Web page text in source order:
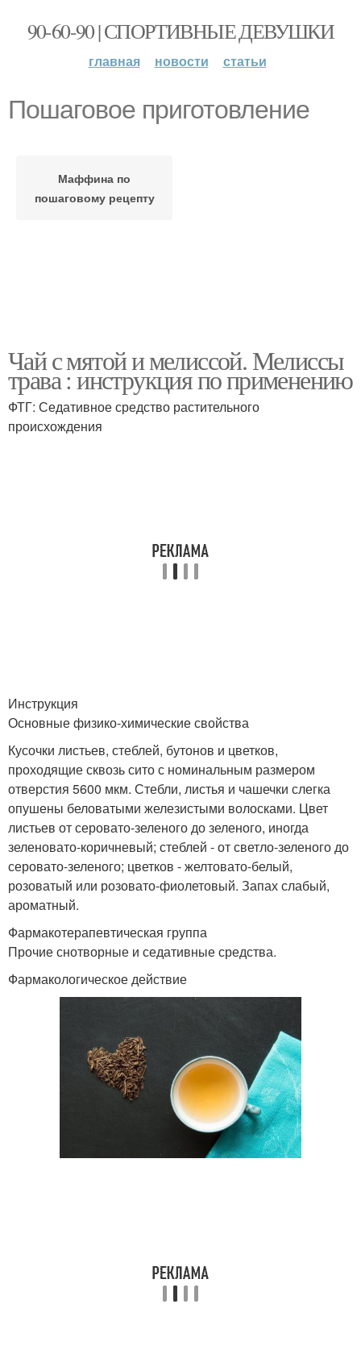
90-60-90 | СПОРТИВНЫЕ ДЕВУШКИ
главная новости статьи
Пошаговое приготовление
Маффина по
пошаговому рецепту
Чай с мятой и мелиссой. Мелиссы
трава : инструкция по применению
ФТГ: Седативное средство растительного
происхождения
Инструкция
Основные физико-химические свойства
Кусочки листьев, стеблей, бутонов и цветков,
проходящие сквозь сито с номинальным размером
отверстия 5600 мкм. Стебли, листья и чашечки слегка
опушены беловатыми железистыми волосками. Цвет
листьев от серовато-зеленого до зеленого, иногда
зеленовато-коричневый; стеблей - от светло-зеленого до
серовато-зеленого; цветков - желтовато-белый,
розоватый или розовато-фиолетовый. Запах слабый,
ароматный.
Фармакотерапевтическая группа
Прочие снотворные и седативные средства.
Фармакологическое действие